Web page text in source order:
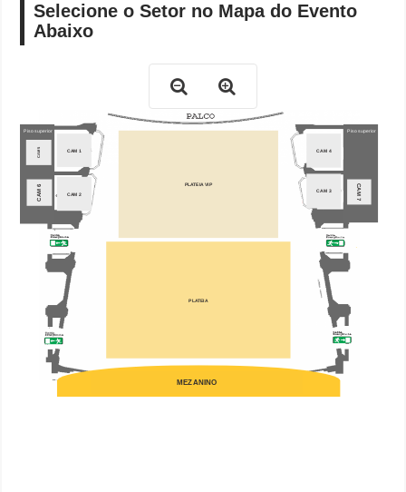
Selecione o Setor no Mapa do Evento
Abaixo
PLATEIA VIP
PLATEIA
CAM 7
CAM 6
CAM 5 CAM 4
CAM 3
CAM 2
CAM 1
Piso superior
Piso superior
MEZANINO